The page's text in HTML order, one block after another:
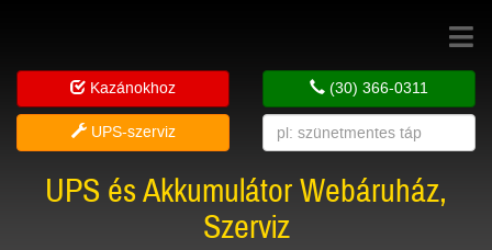
Toggle
Kazánokhoz
UPS-szerviz
(30) 366-0311
UPS és Akkumulátor Webáruház,
Szerviz